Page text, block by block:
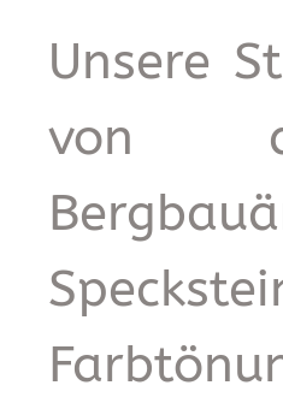
Unsere
von